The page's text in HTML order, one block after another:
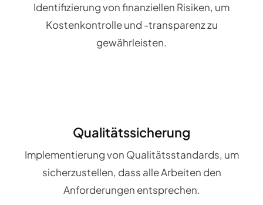
Identifizierung von finanziellen Risiken, um
Kostenkontrolle und -transparenz zu
gewährleisten.
Qualitätssicherung
Implementierung von Qualitätsstandards, um
sicherzustellen, dass alle Arbeiten den
Anforderungen entsprechen.